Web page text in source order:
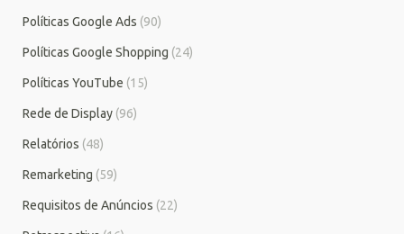
Políticas Google Ads (90)
Políticas Google Shopping (24)
Políticas YouTube (15)
Rede de Display (96)
Relatórios (48)
Remarketing (59)
Requisitos de Anúncios (22)